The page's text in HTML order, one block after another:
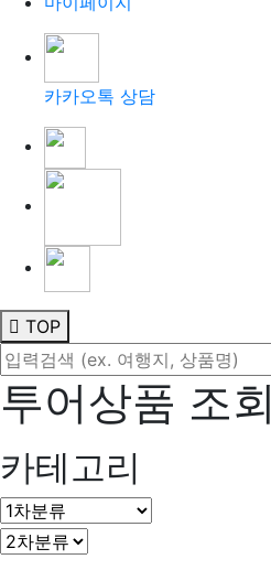
카카오톡 상담
TOP
투어상품 조회
카테고리